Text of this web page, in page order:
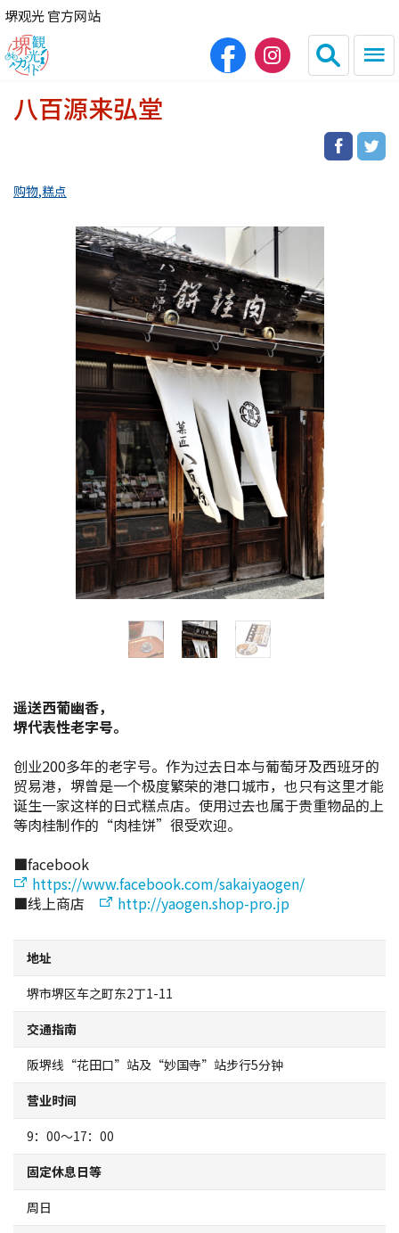
堺观光 官方网站
日本語
堺欢迎您！
景点搜索
地图查询
堺招待票
观光问讯处
经典路线
至堺市的交通指南
堺观光出租自行车
MOZUFURU出租自行车
堺观光出租车
八百源来弘堂
购物 糕点
遥送西葡幽香，
堺代表性老字号。
创业200多年的老字号。作为过去日本与葡萄牙及西班牙的
贸易港，堺曾是一个极度繁荣的港口城市，也只有这里才能
诞生一家这样的日式糕点店。使用过去也属于贵重物品的上
等肉桂制作的“肉桂饼”很受欢迎。
■facebook
https://www.facebook.com/sakaiyaogen/
■线上商店
http://yaogen.shop-pro.jp
地址
堺市堺区车之町东2丁1-11
交通指南
阪堺线“花田口”站及“妙国寺”站步行5分钟
营业时间
9：00～17：00
固定休息日等
周日